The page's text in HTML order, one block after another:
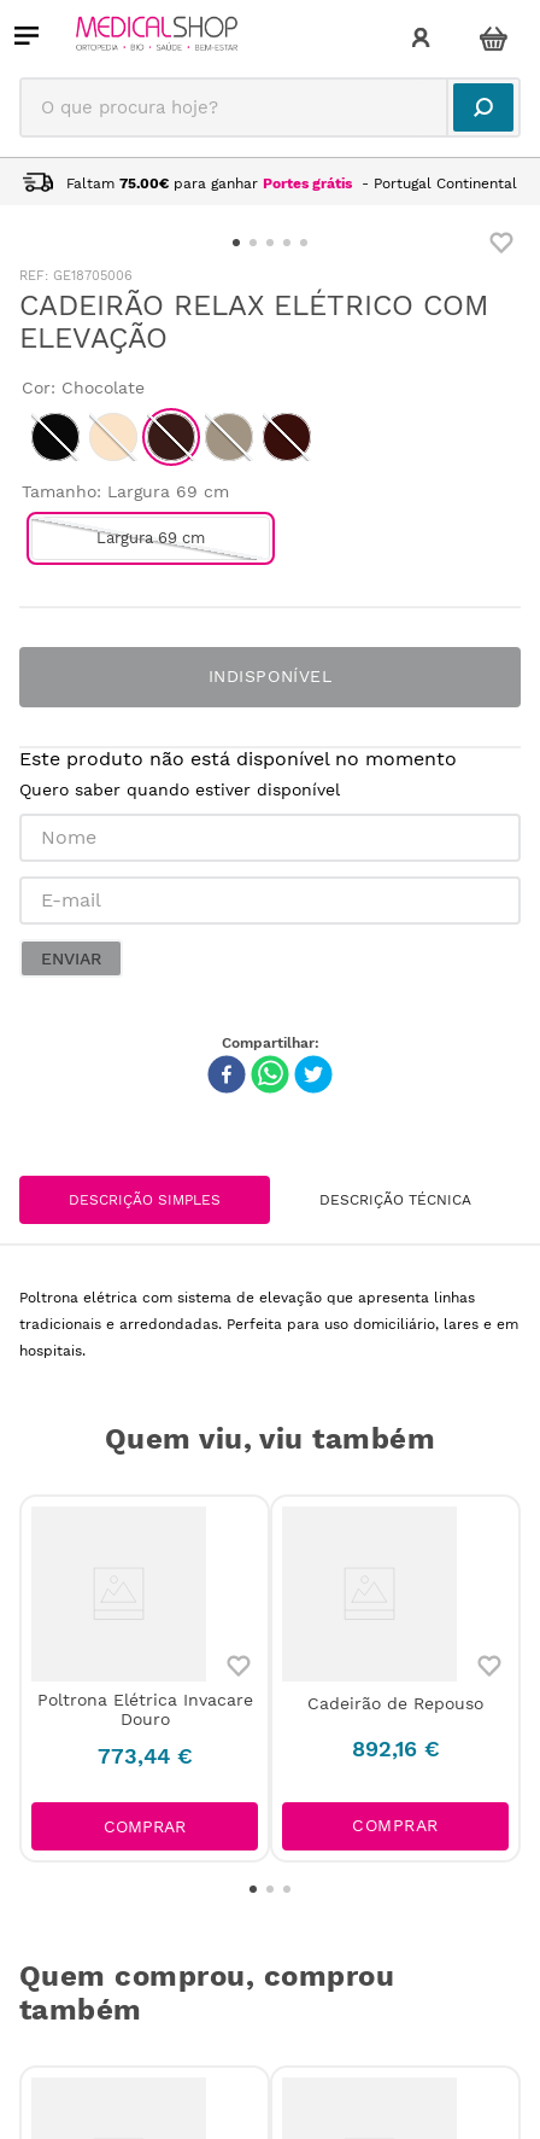
O que procura hoje?
Faltam 75.00€ para ganhar Portes grátis - Portugal Continental
: GE18705006
CADEIRÃO RELAX ELÉTRICO COM
ELEVAÇÃO
Cor: Chocolate
Tamanho: Largura 69 cm
Largura 69 cm
INDISPONÍVEL
Este produto não está disponível no momento
Quero saber quando estiver disponível
ENVIAR
DESCRIÇÃO SIMPLES DESCRIÇÃO TÉCNICA
Poltrona elétrica com sistema de elevação que apresenta linhas
tradicionais e arredondadas. Perfeita para uso domiciliário, lares e em
hospitais.
Quem viu, viu também
Poltrona Elétrica Invacare
Douro
773,44 €
COMPRAR
Cadeirão de Repouso
892,16 €
COMPRAR
Quem comprou, comprou
também